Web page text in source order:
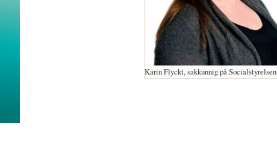
Karin Flyckt, sakkunnig på Socialstyrelsen